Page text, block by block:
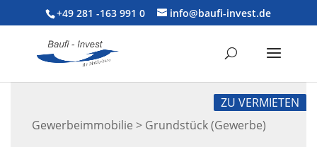
+49 281 -163 991 0 info@baufi-invest.de
Gewerbeimmobilie > Grundstück (Gewerbe)
ZU VERMIETEN